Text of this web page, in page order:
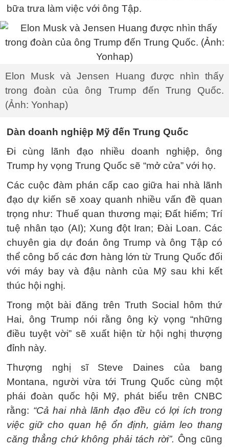
bữa trưa làm việc với ông Tập.
Elon Musk và Jensen Huang được nhìn thấy
trong đoàn của ông Trump đến Trung Quốc.
(Ảnh: Yonhap)
Dàn doanh nghiệp Mỹ đến Trung Quốc
Đi cùng lãnh đạo nhiều doanh nghiệp, ông
Trump hy vọng Trung Quốc sẽ “mở cửa” với họ.
Các cuộc đàm phán cấp cao giữa hai nhà lãnh
đạo dự kiến sẽ xoay quanh nhiều vấn đề quan
trọng như: Thuế quan thương mại; Đất hiếm; Trí
tuệ nhân tạo (AI); Xung đột Iran; Đài Loan. Các
chuyên gia dự đoán ông Trump và ông Tập có
thể công bố các đơn hàng lớn từ Trung Quốc đối
với máy bay và đậu nành của Mỹ sau khi kết
thúc hội nghị.
Trong một bài đăng trên Truth Social hôm thứ
Hai, ông Trump nói rằng ông kỳ vọng “những
điều tuyệt vời” sẽ xuất hiện từ hội nghị thượng
đỉnh này.
Thượng nghị sĩ Steve Daines của bang
Montana, người vừa tới Trung Quốc cùng một
phái đoàn quốc hội Mỹ, phát biểu trên CNBC
rằng: “Cả hai nhà lãnh đạo đều có lợi ích trong
việc giữ cho quan hệ ổn định, giảm leo thang
căng thẳng chứ không phải tách rời”. Ông cũng